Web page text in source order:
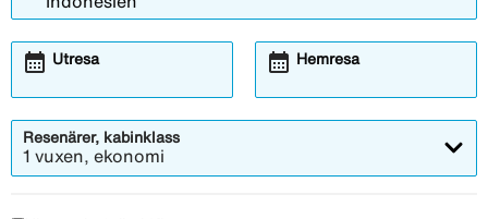
Utresa
calendar_month Hemresa
calendar_month
Resenärer, kabinklass
1 vuxen, ekonomi